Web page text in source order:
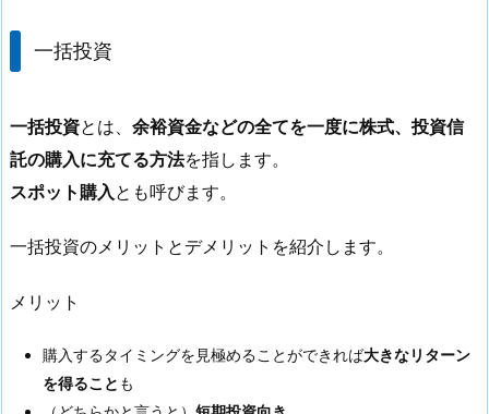
一括投資
一括投資とは、 余裕資金などの全てを一度に株式、投資信
託の購入に充てる方法を指します。
スポット購入 とも呼びます。
一括投資のメリットとデメリットを紹介します。
メリット
購入するタイミングを見極めることができれば大きなリターン
を得ること も